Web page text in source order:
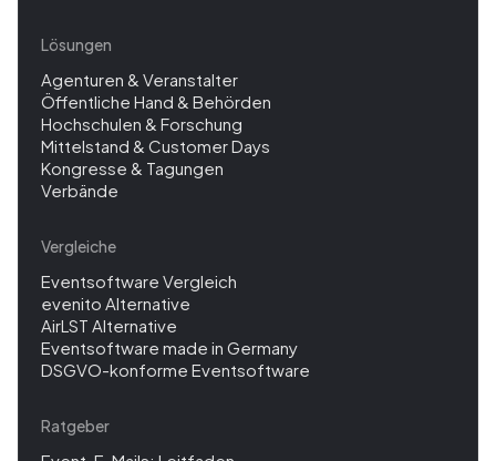
Lösungen
Agenturen & Veranstalter
Öffentliche Hand & Behörden
Hochschulen & Forschung
Mittelstand & Customer Days
Kongresse & Tagungen
Verbände
Vergleiche
Eventsoftware Vergleich
evenito Alternative
AirLST Alternative
Eventsoftware made in Germany
DSGVO-konforme Eventsoftware
Ratgeber